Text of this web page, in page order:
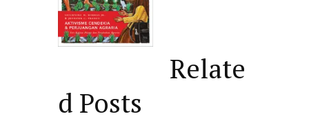
Relate
d Posts